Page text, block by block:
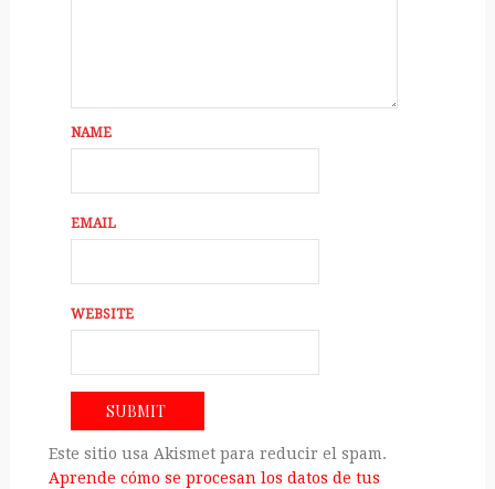
NAME
EMAIL
WEBSITE
Este sitio usa Akismet para reducir el spam.
Aprende cómo se procesan los datos de tus